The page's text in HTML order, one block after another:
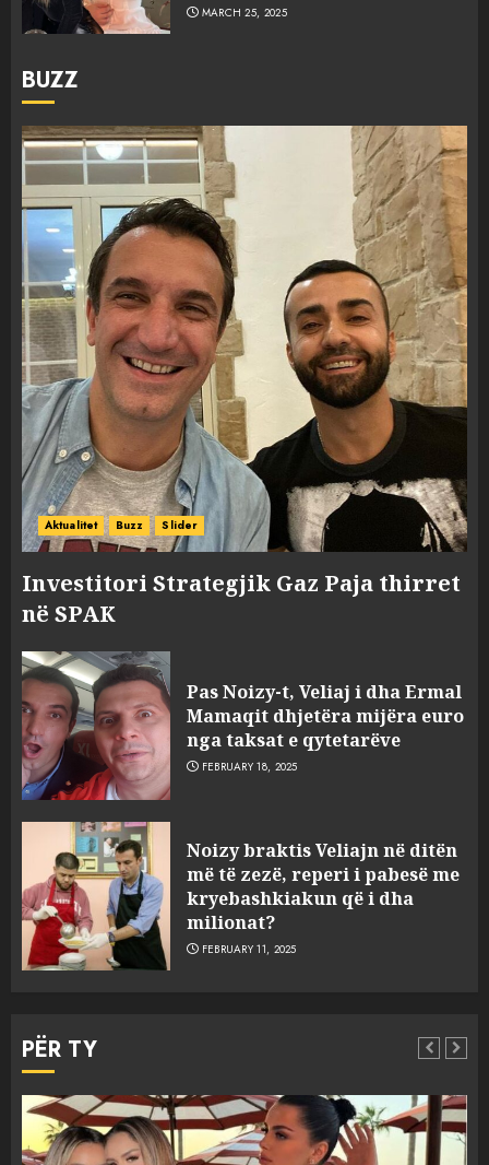
MARCH 25, 2025
BUZZ
Aktualitet Buzz Slider
Investitori Strategjik Gaz Paja thirret
në SPAK
Pas Noizy-t, Veliaj i dha Ermal
Mamaqit dhjetëra mijëra euro
nga taksat e qytetarëve
FEBRUARY 18, 2025
Noizy braktis Veliajn në ditën
më të zezë, reperi i pabesë me
kryebashkiakun që i dha
milionat?
FEBRUARY 11, 2025
PËR TY
3
sulmuan “One Albania”,
ngjarja u fsheh. A u vodhën
serverat?
MARCH 25, 2025
4 MARCH 25, 2025